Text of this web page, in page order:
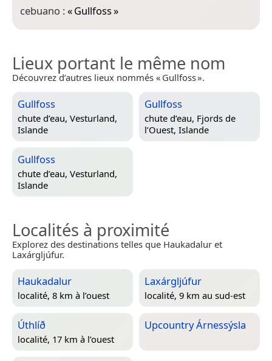
cebuano :«Gullfoss»
Lieux portant le même nom
Découvrez d’autres lieux nommés « Gullfoss ».
Gullfoss
chute d’eau, Vesturland,
Islande
Gullfoss
chute d’eau, Fjords de
l’Ouest, Islande
Gullfoss
chute d’eau, Vesturland,
Islande
Localités à proximité
Explorez des destinations telles que Haukadalur et
Laxárgljúfur.
Haukadalur
localité, 8 km à l’ouest
Laxárgljúfur
localité, 9 km au sud-est
Úthlíð
localité, 17 km à l’ouest
Upcountry Árnessýsla